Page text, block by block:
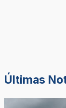
Últimas